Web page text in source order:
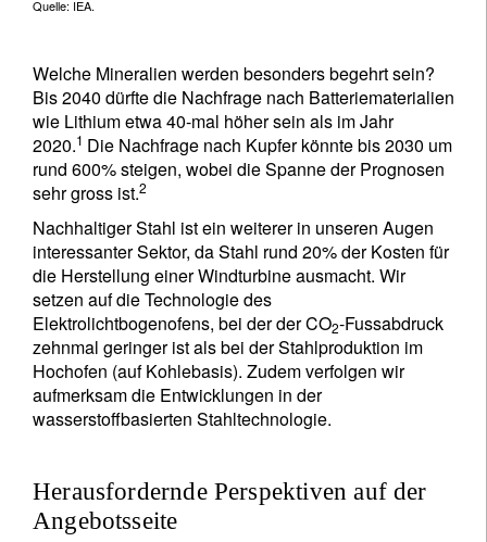
Quelle: IEA.
Welche Mineralien werden besonders begehrt sein?
Bis 2040 dürfte die Nachfrage nach Batteriematerialien
wie Lithium etwa 40-mal höher sein als im Jahr
2020.1 Die Nachfrage nach Kupfer könnte bis 2030 um
rund 600% steigen, wobei die Spanne der Prognosen
sehr gross ist.2
Nachhaltiger Stahl ist ein weiterer in unseren Augen
interessanter Sektor, da Stahl rund 20% der Kosten für
die Herstellung einer Windturbine ausmacht. Wir
setzen auf die Technologie des
Elektrolichtbogenofens, bei der der CO2-Fussabdruck
zehnmal geringer ist als bei der Stahlproduktion im
Hochofen (auf Kohlebasis). Zudem verfolgen wir
aufmerksam die Entwicklungen in der
wasserstoffbasierten Stahltechnologie.
Herausfordernde Perspektiven auf der
Angebotsseite